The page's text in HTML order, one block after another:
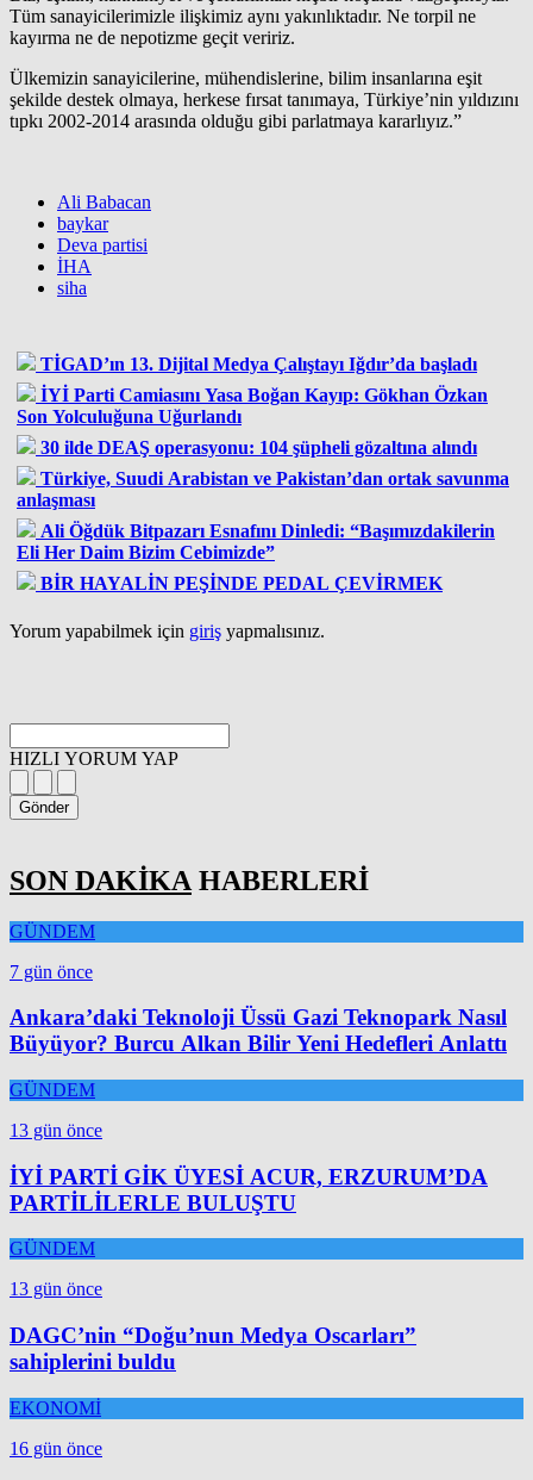
Tüm sanayicilerimizle ilişkimiz aynı yakınlıktadır. Ne torpil ne
kayırma ne de nepotizme geçit veririz.
Ülkemizin sanayicilerine, mühendislerine, bilim insanlarına eşit
şekilde destek olmaya, herkese fırsat tanımaya, Türkiye’nin yıldızını
tıpkı 2002-2014 arasında olduğu gibi parlatmaya kararlıyız.”
Ali Babacan
baykar
Deva partisi
İHA
siha
TİGAD’ın 13. Dijital Medya Çalıştayı Iğdır’da başladı
İYİ Parti Camiasını Yasa Boğan Kayıp: Gökhan Özkan
Son Yolculuğuna Uğurlandı
30 ilde DEAŞ operasyonu: 104 şüpheli gözaltına alındı
Türkiye, Suudi Arabistan ve Pakistan’dan ortak savunma
anlaşması
Ali Öğdük Bitpazarı Esnafını Dinledi: “Başımızdakilerin
Eli Her Daim Bizim Cebimizde”
BİR HAYALİN PEŞİNDE PEDAL ÇEVİRMEK
Yorum yapabilmek için giriş yapmalısınız.
HIZLI YORUM YAP
Gönder
SON DAKİKA HABERLERİ
GÜNDEM
7 gün önce
Ankara’daki Teknoloji Üssü Gazi Teknopark Nasıl
Büyüyor? Burcu Alkan Bilir Yeni Hedefleri Anlattı
GÜNDEM
13 gün önce
İYİ PARTİ GİK ÜYESİ ACUR, ERZURUM’DA
PARTİLİLERLE BULUŞTU
GÜNDEM
13 gün önce
DAGC’nin “Doğu’nun Medya Oscarları”
sahiplerini buldu
EKONOMİ
16 gün önce